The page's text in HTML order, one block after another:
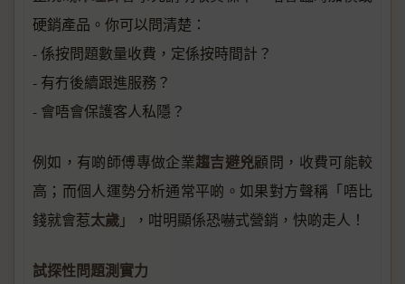
硬銷產品。你可以問清楚：
- 係按問題數量收費，定係按時間計？
- 有冇後續跟進服務？
- 會唔會保護客人私隱？
例如，有啲師傅專做企業趨吉避兇顧問，收費可能較
高；而個人運勢分析通常平啲。如果對方聲稱「唔比
錢就會惹太歲」，咁明顯係恐嚇式營銷，快啲走人！
試探性問題測實力